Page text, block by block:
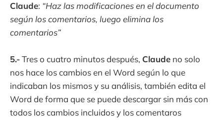
Claude: “Haz las modificaciones en el documento
según los comentarios, luego elimina los
comentarios”
5.-Tres o cuatro minutos después, Claude no solo
nos hace los cambios en el Word según lo que
indicaban los mismos y su análisis, también edita el
Word de forma que se puede descargar sin más con
todos los cambios incluidos y los comentaros